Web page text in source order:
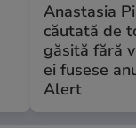
Anastasia
căutată de
găsită fără
ei fusese
Alert